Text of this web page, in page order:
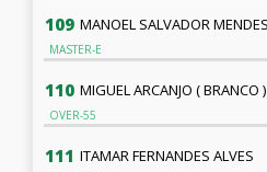
109
MASTER-E
110 MIGUEL ARCANJO ( BRANCO )
OVER-55
111 ITAMAR FERNANDES ALVES